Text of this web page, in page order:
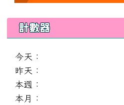
計數器
今天：
昨天：
本週：
本月：